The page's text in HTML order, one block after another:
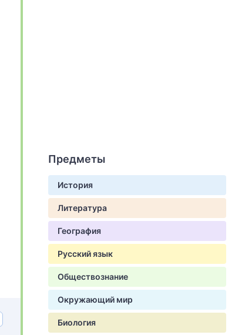
Предметы
История
Литература
География
Русский язык
Обществознание
Окружающий мир
Биология